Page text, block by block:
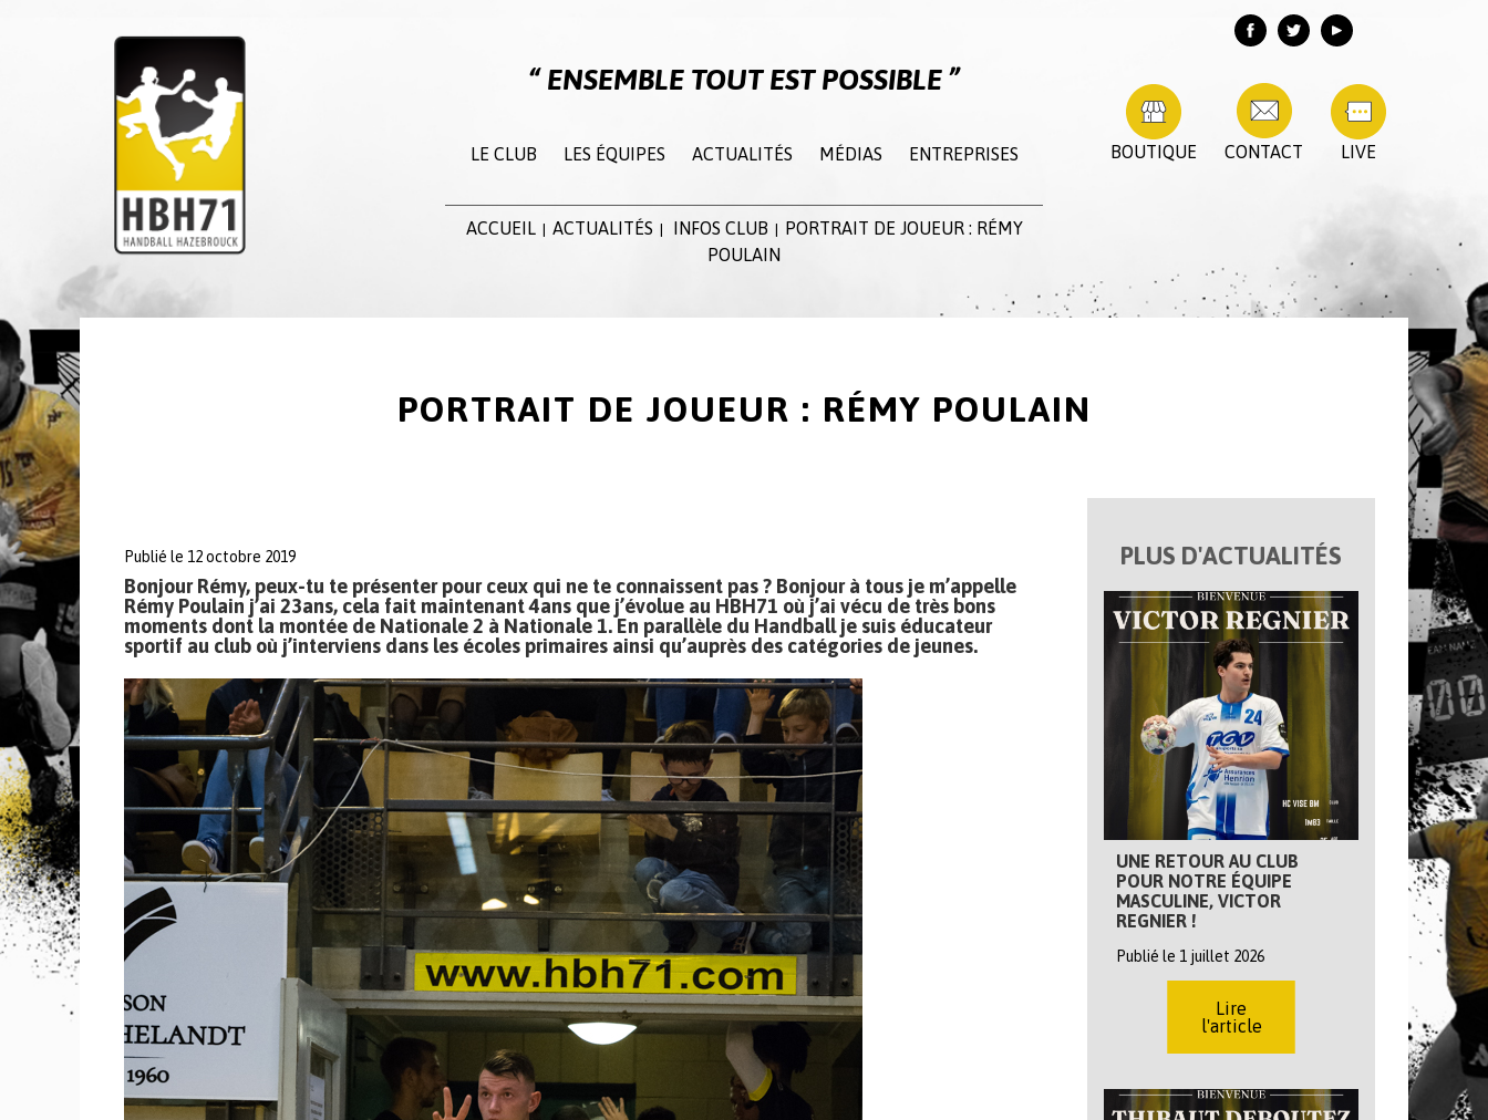
ENSEMBLE TOUT EST POSSIBLE
LE CLUB LES ÉQUIPES ACTUALITÉS MÉDIAS ENTREPRISES
ACCUEIL| ACTUALITÉS INFOS CLUB
PORTRAIT DE JOUEUR : RÉMY
POULAIN
LIVE
CONTACT
BOUTIQUE
PORTRAIT DE JOUEUR : RÉMY POULAIN
Publié le 12 octobre 2019
Bonjour Rémy, peux-tu te présenter pour ceux qui ne te connaissent pas ? Bonjour à tous je m’appelle
Rémy Poulain j’ai 23ans, cela fait maintenant 4ans que j’évolue au HBH71 où j’ai vécu de très bons
moments dont la montée de Nationale 2 à Nationale 1. En parallèle du Handball je suis éducateur
sportif au club où j’interviens dans les écoles primaires ainsi qu’auprès des catégories de jeunes.
PLUS D'ACTUALITÉS
UNE RETOUR AU CLUB
POUR NOTRE ÉQUIPE
MASCULINE, VICTOR
REGNIER !
Publié le 1 juillet 2026
Lire
l'article